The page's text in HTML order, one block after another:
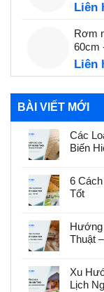
Liên
Rơm
60cm
Liên
BÀI VIẾT MỚI
Các
Biến
6
Tốt
Hướng
Thuật
Xu
Lịch